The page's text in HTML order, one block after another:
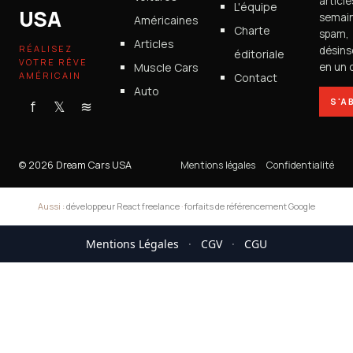
USA
RÉALISEZ
VOTRE RÊVE
AMÉRICAIN
f 𝕏 ≋
Américaines
Articles
Muscle Cars
Auto
L'équipe
Charte
éditoriale
Contact
spam,
en un
© 2026 Dream Cars USA Mentions légales Confidentialité
Aussi : développeur React freelance ·forfaits de référencement Google
Mentions Légales · CGV · CGU